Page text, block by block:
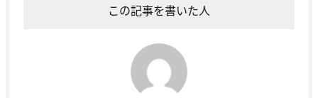
この記事を書いた人